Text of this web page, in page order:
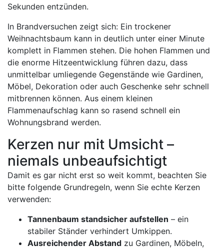
Sekunden entzünden.
In Brandversuchen zeigt sich: Ein trockener
Weihnachtsbaum kann in deutlich unter einer Minute
komplett in Flammen stehen. Die hohen Flammen und
die enorme Hitzeentwicklung führen dazu, dass
unmittelbar umliegende Gegenstände wie Gardinen,
Möbel, Dekoration oder auch Geschenke sehr schnell
mitbrennen können. Aus einem kleinen
Flammenaufschlag kann so rasend schnell ein
Wohnungsbrand werden.
Kerzen nur mit Umsicht –
niemals unbeaufsichtigt
Damit es gar nicht erst so weit kommt, beachten Sie
bitte folgende Grundregeln, wenn Sie echte Kerzen
verwenden:
Tannenbaum standsicher aufstellen – ein
stabiler Ständer verhindert Umkippen.
Ausreichender Abstand zu Gardinen, Möbeln,